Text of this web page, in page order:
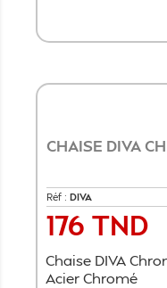
CHAISE DIVA
Réf : DIVA
Prix
176 TND
Chaise DIVA
Acier Chromé